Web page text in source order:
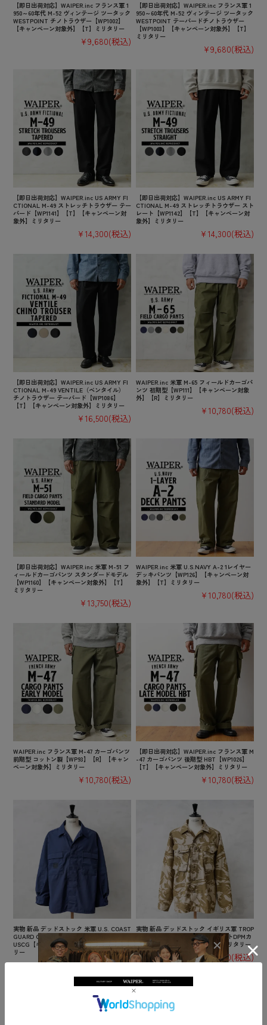
【即日出荷対応】WAIPER.inc フランス軍 1
950～60年代 M-52 ヴィンテージ ツータック
WESTPOINT チノトラウザー【WP1002】
【キャンペーン対象外】【T】ミリタリー
¥9,680(税込)
【即日出荷対応】WAIPER.inc フランス軍 1
950～60年代 M-52 ヴィンテージ ツータック
WESTPOINT テーパードチノトラウザー
【WP1003】【キャンペーン対象外】【T】
ミリタリー
¥9,680(税込)
【即日出荷対応】WAIPER.inc US ARMY FI
CTIONAL M-49 ストレッチトラウザー テー
パード【WP1141】【T】【キャンペーン対
象外】ミリタリー
¥14,300(税込)
【即日出荷対応】WAIPER.inc US ARMY FI
CTIONAL M-49 ストレッチトラウザー スト
レート【WP1142】【T】【キャンペーン対
象外】ミリタリー
¥14,300(税込)
【即日出荷対応】WAIPER.inc US ARMY FI
CTIONAL M-49 VENTILE（ベンタイル）
チノトラウザー テーパード【WP1086】
【T】【キャンペーン対象外】ミリタリー
¥16,500(税込)
WAIPER.inc 米軍 M-65 フィールドカーゴパ
ンツ 初期型【WP111】【キャンペーン対象
外】【R】ミリタリー
¥10,780(税込)
【即日出荷対応】WAIPER.inc 米軍 M-51 フ
ィールドカーゴパンツ スタンダードモデル
【WP1160】【キャンペーン対象外】【T】
ミリタリー
¥13,750(税込)
WAIPER.inc 米軍 U.S.NAVY A-2 1レイヤー
デッキパンツ【WP126】【キャンペーン対
象外】【T】ミリタリー
¥10,780(税込)
WAIPER.inc フランス軍 M-47 カーゴパンツ
前期型 コットン製【WP93】【R】【キャン
ペーン対象外】ミリタリー
¥10,780(税込)
【即日出荷対応】WAIPER.inc フランス軍 M
-47 カーゴパンツ 後期型 HBT【WP1026】
【T】【キャンペーン対象外】ミリタリー
¥10,780(税込)
実物 新品 デッドストック 米軍 U.S. COAST
GUARD ODU オペレーション ジャケット /
USCG【キャンペーン対象外】【I】ミリタ
リー
¥6,380(税込)
実物 新品 デッドストック イギリス軍 TROP
ICAL COMBAT ジャケット デザートDPMカ
モ【キャンペーン対象外】【I】ミリタリー
¥3,850(税込)